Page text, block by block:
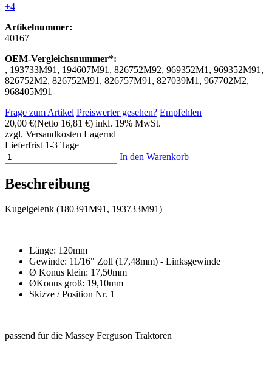
+4
Artikelnummer:
40167
OEM-Vergleichsnummer*:
, 193733M91, 194607M91, 826752M92, 969352M1, 969352M91,
826752M2, 826752M91, 826757M91, 827039M1, 967702M2,
968405M91
Frage zum Artikel Preiswerter gesehen? Empfehlen
20,00 €(Netto 16,81 €) inkl. 19% MwSt.
zzgl. Versandkosten Lagernd
Lieferfrist 1-3 Tage
In den Warenkorb
Beschreibung
Kugelgelenk (180391M91, 193733M91)
Länge: 120mm
Gewinde: 11/16" Zoll (17,48mm) - Linksgewinde
Ø Konus klein: 17,50mm
ØKonus groß: 19,10mm
Skizze / Position Nr. 1
passend für die Massey Ferguson Traktoren